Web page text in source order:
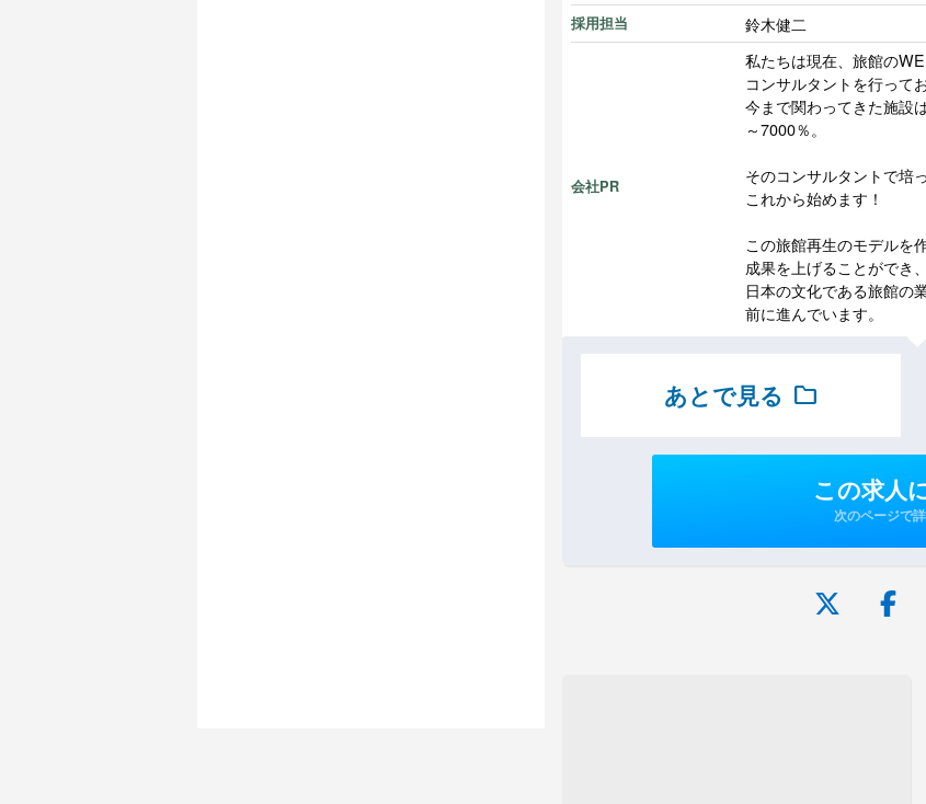
採用担当 鈴木健二
会社PR
私たちは現在、旅館の
コンサルタントを行って
今まで関わってきた施設
～7000％。
そのコンサルタントで培
これから始めます！
この旅館再生のモデルを
成果を上げることができ、
日本の文化である旅館の
前に進んでいます。
あとで見る folder
この求人
次のページで